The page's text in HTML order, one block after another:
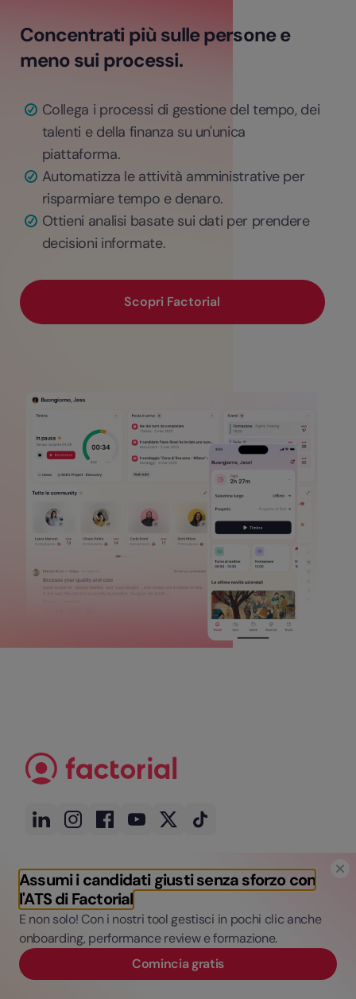
Assumi i candidati giusti senza sforzo con
l'ATS di Factorial
E non solo! Con i nostri tool gestisci in pochi clic anche
onboarding, performance review e formazione.
Comincia gratis
Concentrati più sulle persone e
meno sui processi.
Collega i processi di gestione del tempo, dei
talenti e della finanza su un'unica
piattaforma.
Automatizza le attività amministrative per
risparmiare tempo e denaro.
Ottieni analisi basate sui dati per prendere
decisioni informate.
Scopri Factorial
Ricevi gli ultimi aggiornamenti, tendenze,
consigli e risorse gratuite.
Iscriviti